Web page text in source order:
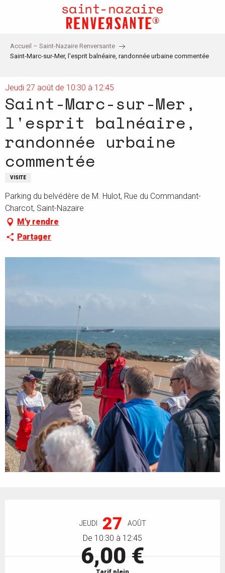
principal
Accueil – Saint-Nazaire Renversante
Saint-Marc-sur-Mer, l'esprit balnéaire, randonnée urbaine commentée
Jeudi 27 août de 10:30 à 12:45
Saint-Marc-sur-Mer,
l'esprit balnéaire,
randonnée urbaine
commentée
VISITE
Parking du belvédère de M. Hulot, Rue du Commandant-
Charcot, Saint-Nazaire
M'y rendre
Partager
JEUDI 27 AOÛT
De 10:30 à 12:45
6,00 €